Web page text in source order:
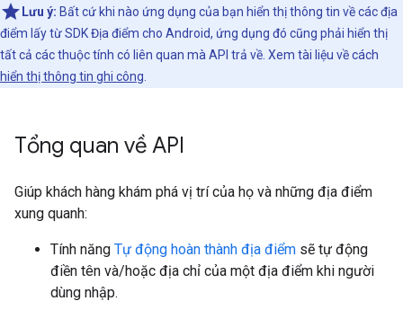
Lưu ý: Bất cứ khi nào ứng dụng của bạn hiển thị thông tin về các địa
điểm lấy từ SDK Địa điểm cho Android, ứng dụng đó cũng phải hiển thị
tất cả các thuộc tính có liên quan mà API trả về. Xem tài liệu về cách
hiển thị thông tin ghi công
Tổng quan về API
Giúp khách hàng khám phá vị trí của họ và những địa điểm
xung quanh:
Tính năng Tự động hoàn thành địa điểm sẽ tự động
điền tên và/hoặc địa chỉ của một địa điểm khi người
dùng nhập.